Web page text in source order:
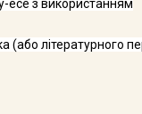
есе з викори­станням
(або літератур­ного